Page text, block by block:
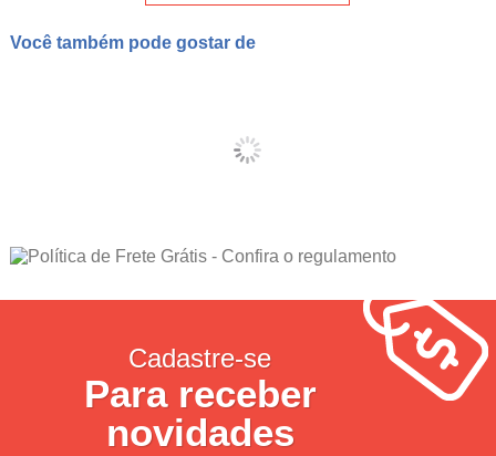
Você também pode gostar de
Cadastre-se
Para receber
novidades